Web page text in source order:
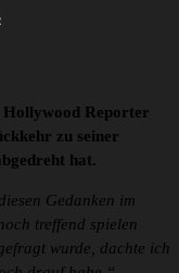
Hollywood Reporter
zu seiner
hat.
Gedanken im
treffend spielen
wurde, dachte ich